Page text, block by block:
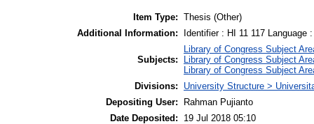
Item Type: Thesis (Other)
Additional Information:
Identifier : HI 11 117
Subjects:
Library of Congress Subject
Library of Congress Subject
Library of Congress Subject
Divisions:
University Structure >
Depositing User:
Rahman Pujianto
Date Deposited:
19 Jul 2018 05:10